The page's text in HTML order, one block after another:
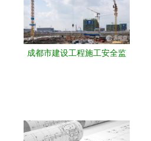
成都市建设工程施工安全监